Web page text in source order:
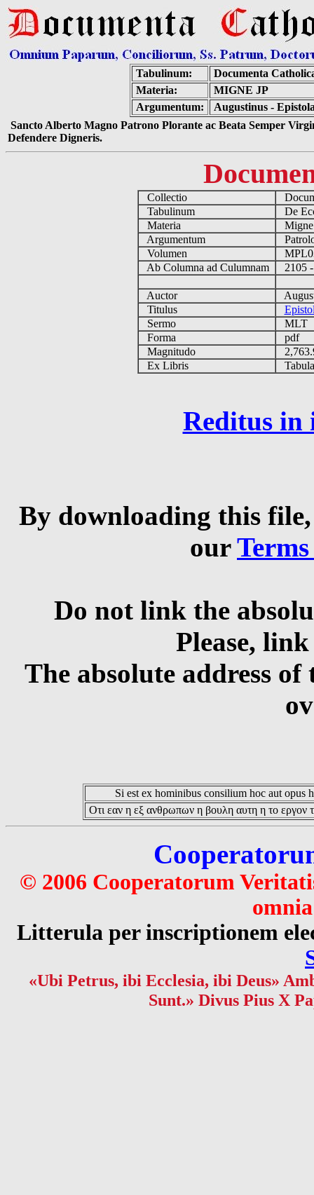
Tabulinum:
Documenta
Materia:
MIGNE JP
Argumentum:
Augustinus -
Sancto Alberto Magno Patrono Plorante ac Beata Semper
Defendere Digneris.
Collectio
Tabulinum
De
Materia
Argumentum
Volumen
Ab Columna ad Culumnam
2105
Auctor
Titulus
Sermo
MLT
Forma
pdf
Magnitudo
Ex Libris
Reditus in
By downloading this
our
Do not link the
Please,
The absolute address
Si est ex hominibus consilium hoc aut opus
Οτι εαν η εξ ανθρωπων η βουλη αυτη η το εργον
© 2006 Cooperatorum
Litterula per inscriptionem
«Ubi Petrus, ibi Ecclesia, ibi Deus»
Sunt.» Divus Pius X